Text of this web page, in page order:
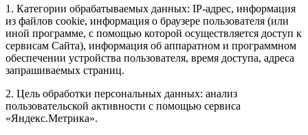
1. Категории обрабатываемых данных: IP-адрес, информация
из файлов cookie, информация о браузере пользователя (или
иной программе, с помощью которой осуществляется доступ к
сервисам Сайта), информация об аппаратном и программном
обеспечении устройства пользователя, время доступа, адреса
запрашиваемых страниц.
2. Цель обработки персональных данных: анализ
пользовательской активности с помощью сервиса
«Яндекс.Метрика».